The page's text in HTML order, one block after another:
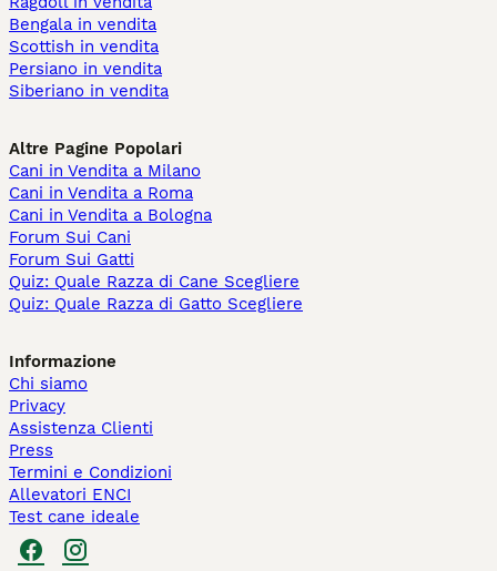
Bengala in vendita
Scottish in vendita
Persiano in vendita
Siberiano in vendita
Altre Pagine Popolari
Cani in Vendita a Milano
Cani in Vendita a Roma
Cani in Vendita a Bologna
Forum Sui Cani
Forum Sui Gatti
Quiz: Quale Razza di Cane Scegliere
Quiz: Quale Razza di Gatto Scegliere
Informazione
Chi siamo
Privacy
Assistenza Clienti
Press
Termini e Condizioni
Allevatori ENCI
Test cane ideale